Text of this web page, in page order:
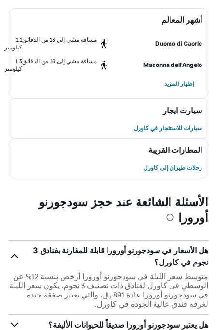
أشهر المعالم
Duomo di Caorle
مسافة مشي إلى 13 من الدقائق
1.1
كيلومتر
Madonna dell'Angelo
مسافة مشي إلى 16 من الدقائق
1.3
كيلومتر
إظهار المزيد
سيارت ايجار
سيارات للاستئجار في كاورل
المطارات القريبة
رحلات طيران إلى كاورل
الأسئلة الشائعة عند حجز سودجورنو
أورورا
هل الأسعار في سودجورنو أورورا قابلة للمقارنة بفنادق 3
نجوم في كاورل؟
متوسط سعر الليلة في سودجورنو أورورا أرخص بنسبة 12% عن
الوسطي في كاورل لفنادق ذات تصنيف 3 نجوم. يكون سعر الليلة
في سودجورنو أورورا عادة 891 ﷼، والتي تعتبر صفقة جيدة
لغرفة فندق عالية الجودة في كاورل.
هل يعتبر سودجورنو أورورا صديقاً للحيوانات الأليفة؟